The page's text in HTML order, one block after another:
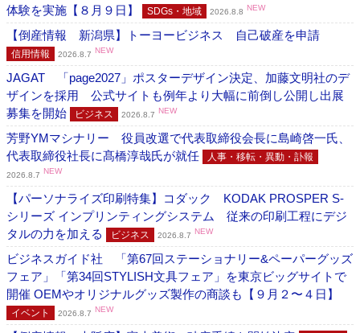
体験を実施【８月９日】
SDGs・地域 2026.8.8 NEW
【倒産情報 新潟県】トーヨービジネス 自己破産を申請
信用情報 2026.8.7 NEW
JAGAT 「page2027」ポスターデザイン決定、加藤文明社のデ
ザインを採用 公式サイトも例年より大幅に前倒し公開し出展
募集を開始
ビジネス 2026.8.7 NEW
芳野YMマシナリー 役員改選で代表取締役会長に島崎啓一氏、
代表取締役社長に髙橋淳哉氏が就任
人事・移転・異動・訃報
2026.8.7 NEW
【パーソナライズ印刷特集】コダック KODAK PROSPER S-
シリーズ インプリンティングシステム 従来の印刷工程にデジ
タルの力を加える
ビジネス 2026.8.7 NEW
ビジネスガイド社 「第67回ステーショナリー&ペーパーグッズ
フェア」「第34回STYLISH文具フェア」を東京ビッグサイトで
開催 OEMやオリジナルグッズ製作の商談も【９月２〜４日】
イベント 2026.8.7 NEW